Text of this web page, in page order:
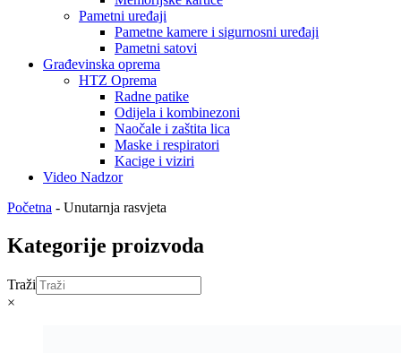
Pametni uređaji
Pametne kamere i sigurnosni uređaji
Pametni satovi
Građevinska oprema
HTZ Oprema
Radne patike
Odijela i kombinezoni
Naočale i zaštita lica
Maske i respiratori
Kacige i viziri
Video Nadzor
Početna - Unutarnja rasvjeta
Kategorije proizvoda
Traži
×